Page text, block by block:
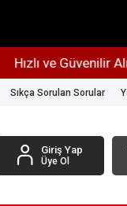
ve Güvenilir
Sıkça Sorulan Sorular
Giriş Yap
Üye Ol